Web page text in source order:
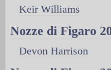
Keir Williams
Nozze di Figaro
Devon Harrison